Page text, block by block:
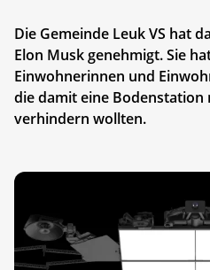
Die Gemeinde Leuk VS hat
Elon Musk genehmigt. Sie
Einwohnerinnen und
die damit eine Bodenstation
verhindern wollten.